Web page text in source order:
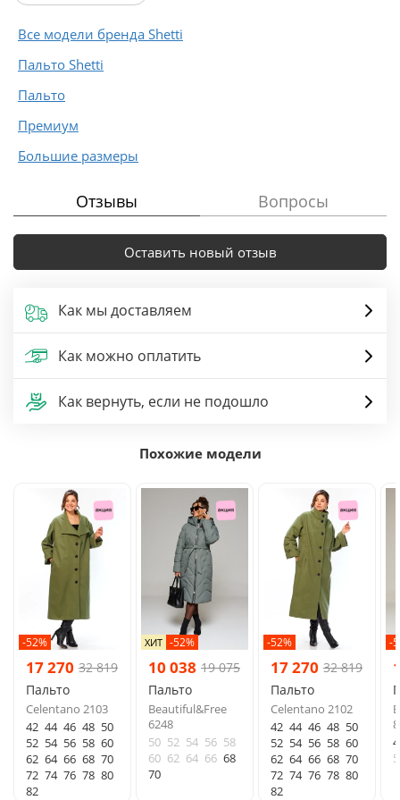
Все модели бренда Shetti
Пальто Shetti
Пальто
Премиум
Большие размеры
Отзывы Вопросы
Оставить новый отзыв
Как мы доставляем
Как можно оплатить
Как вернуть, если не подошло
Похожие модели
-52%
17 270 32 819
Пальто
Celentano 2103
42 44 46 48 50
52 54 56 58 60
62 64 66 68 70
72 74 76 78 80
82
ХИТ -52%
10 038 19 075
Пальто
Beautiful&Free
6248
50 52 54 56 58
60 62 64 66 68
70
-52%
17 270 32 819
Пальто
Celentano 2102
42 44 46 48 50
52 54 56 58 60
62 64 66 68 70
72 74 76 78 80
82
-